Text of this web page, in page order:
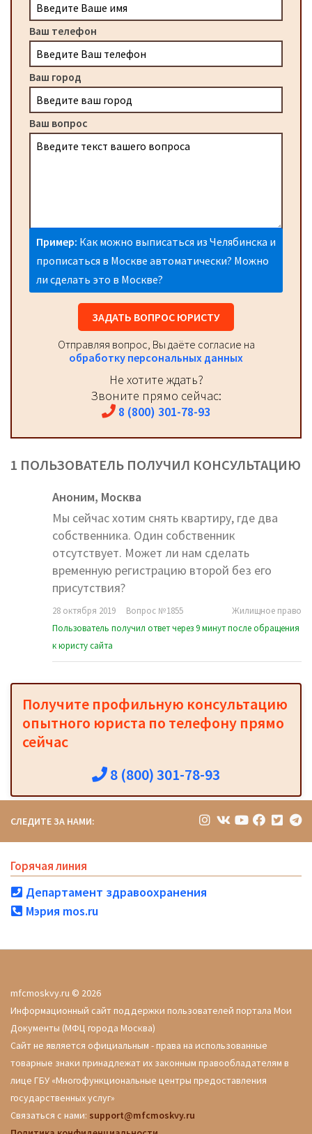
Ваш телефон
Ваш город
Ваш вопрос
Пример: Как можно выписаться из Челябинска и
прописаться в Москве автоматически? Можно
ли сделать это в Москве?
ЗАДАТЬ ВОПРОС ЮРИСТУ
Отправляя вопрос, Вы даёте согласие на
обработку персональных данных
Не хотите ждать?
Звоните прямо сейчас:
8 (800) 301-78-93
1 ПОЛЬЗОВАТЕЛЬ ПОЛУЧИЛ КОНСУЛЬТАЦИЮ
Аноним, Москва
Мы сейчас хотим снять квартиру, где два
собственника. Один собственник
отсутствует. Может ли нам сделать
временную регистрацию второй без его
присутствия?
28 октября 2019 Вопрос №1855
Жилищное право
Пользователь получил ответ через 9 минут после обращения
к юристу сайта
Получите профильную консультацию
опытного юриста по телефону прямо
сейчас
8 (800) 301-78-93
СЛЕДИТЕ ЗА НАМИ:
Горячая линия
Департамент здравоохранения
Мэрия mos.ru
mfcmoskvy.ru © 2026
Информационный сайт поддержки пользователей портала Мои
Документы (МФЦ города Москва)
Сайт не является официальным - права на использованные
товарные знаки принадлежат их законным правообладателям в
лице ГБУ «Многофункциональные центры предоставления
государственных услуг»
Связаться с нами: support@mfcmoskvy.ru